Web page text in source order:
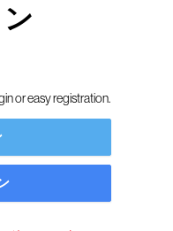
or easy registration.